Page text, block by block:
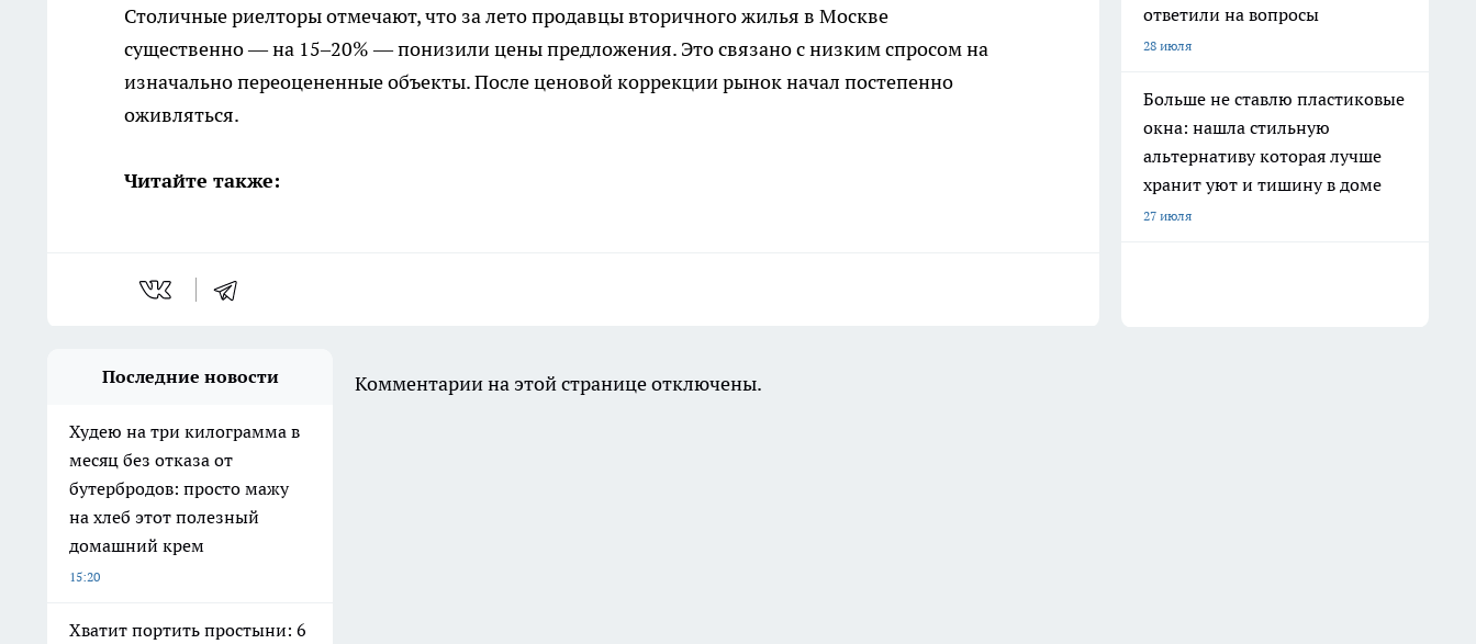
Столичные риелторы отмечают, что за лето продавцы вторичного жилья в Москве
существенно — на 15–20% — понизили цены предложения. Это связано с низким спросом на
изначально переоцененные объекты. После ценовой коррекции рынок начал постепенно
оживляться.
Читайте также:
ответили на вопросы
28 июля
Больше не ставлю пластиковые
окна: нашла стильную
альтернативу которая лучше
хранит уют и тишину в доме
27 июля
Последние новости
Худею на три килограмма в
месяц без отказа от
бутербродов: просто мажу
на хлеб этот полезный
домашний крем
15:20
Хватит портить простыни: 6
Комментарии на этой странице отключены.